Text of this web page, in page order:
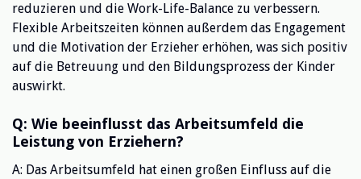
reduzieren und die Work-Life-Balance zu verbessern.
Flexible Arbeitszeiten können außerdem das Engagement
und die Motivation der Erzieher erhöhen, was sich positiv
auf die Betreuung und den Bildungsprozess der Kinder
auswirkt.
Q: Wie beeinflusst das Arbeitsumfeld die
Leistung von Erziehern?
A: Das Arbeitsumfeld hat einen großen Einfluss auf die